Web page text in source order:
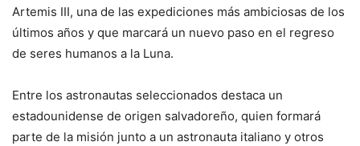
Artemis III, una de las expediciones más ambiciosas de los
últimos años y que marcará un nuevo paso en el regreso
de seres humanos a la Luna.
Entre los astronautas seleccionados destaca un
estadounidense de origen salvadoreño, quien formará
parte de la misión junto a un astronauta italiano y otros